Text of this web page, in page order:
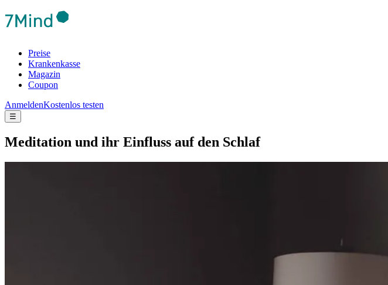
Preise
Krankenkasse
Magazin
Coupon
AnmeldenKostenlos testen
☰
Medi­ta­tion und ihr Einfluss auf den Schlaf